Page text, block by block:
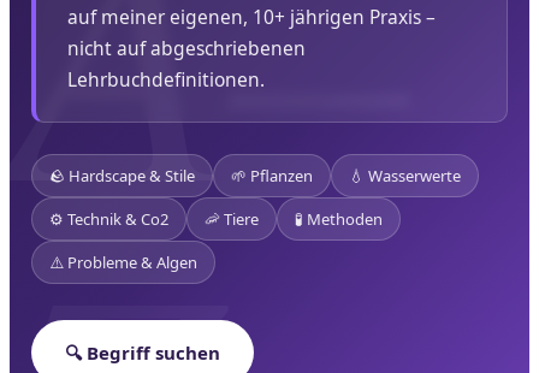
auf meiner eigenen, 10+ jährigen Praxis –
nicht auf abgeschriebenen
Lehrbuchdefinitionen.
🪨 Hardscape & Stile 🌱 Pflanzen
💧 Wasserwerte
⚙️ Technik & Co2
🦐 Tiere
🧪 Methoden
⚠️ Probleme & Algen
🔍 Begriff suchen